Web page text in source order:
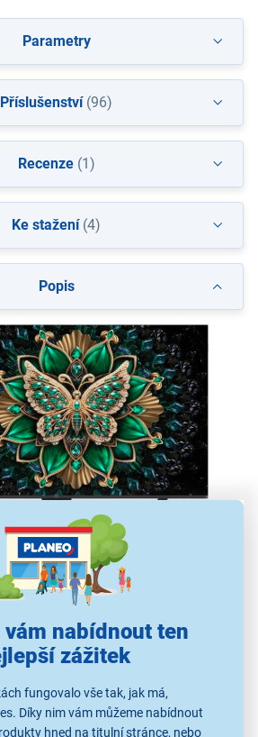
vám nabídnout ten
zážitek
fungovalo vše tak, jak má,
Díky nim vám můžeme nabídnout
hned na titulní stránce, nebo
Popis
televize 50" TCL
(127 cm) s rozlišením 4K
Mini LED
stmívání se 180 zónami
144 Hz
Parametry
Příslušenství(96)
Recenze(1)
Ke stažení(4)